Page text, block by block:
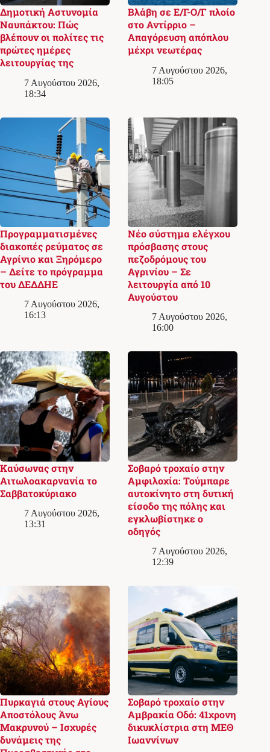
Δημοτική Αστυνομία
Ναυπάκτου: Πώς
βλέπουν οι πολίτες τις
πρώτες ημέρες
λειτουργίας της
7 Αυγούστου 2026,
18:34
Βλάβη σε Ε/Γ-Ο/Γ πλοίο
στο Αντίρριο –
Απαγόρευση απόπλου
μέχρι νεωτέρας
7 Αυγούστου 2026,
18:05
Προγραμματισμένες
διακοπές ρεύματος σε
Αγρίνιο και Ξηρόμερο
– Δείτε το πρόγραμμα
του ΔΕΔΔΗΕ
7 Αυγούστου 2026,
16:13
Νέο σύστημα ελέγχου
πρόσβασης στους
πεζοδρόμους του
Αγρινίου – Σε
λειτουργία από 10
Αυγούστου
7 Αυγούστου 2026,
16:00
Καύσωνας στην
Αιτωλοακαρνανία το
Σαββατοκύριακο
7 Αυγούστου 2026,
13:31
Σοβαρό τροχαίο στην
Αμφιλοχία: Τούμπαρε
αυτοκίνητο στη δυτική
είσοδο της πόλης και
εγκλωβίστηκε ο
οδηγός
7 Αυγούστου 2026,
12:39
Πυρκαγιά στους Αγίους
Αποστόλους Άνω
Μακρυνού – Ισχυρές
δυνάμεις της
Σοβαρό τροχαίο στην
Αμβρακία Οδό: 41χρονη
δικυκλίστρια στη ΜΕΘ
Ιωαννίνων